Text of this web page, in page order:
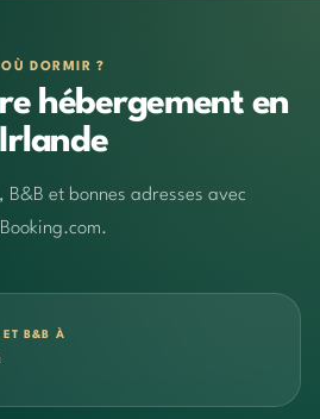
OÙ DORMIR ?
hébergement en
Irlande
B&B et bonnes adresses avec
Booking.com.
ET B&B À